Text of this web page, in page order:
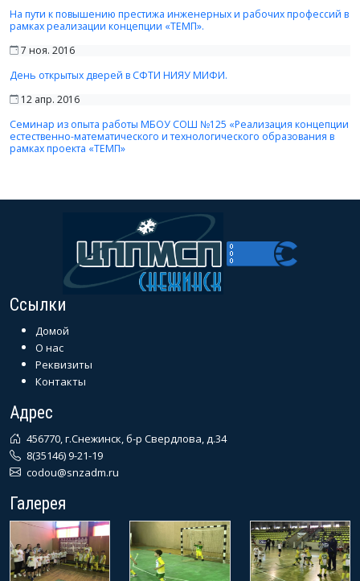
На пути к повышению престижа инженерных и рабочих профессий в
рамках реализации концепции «ТЕМП».
7 ноя. 2016
День открытых дверей в СФТИ НИЯУ МИФИ.
12 апр. 2016
Семинар из опыта работы МБОУ СОШ №125 «Реализация концепции
естественно-математического и технологического образования в
рамках проекта «ТЕМП»
Ссылки
Домой
О нас
Реквизиты
Контакты
Адрес
456770, г.Снежинск, б-р Свердлова, д.34
8(35146) 9-21-19
codou@snzadm.ru
Галерея